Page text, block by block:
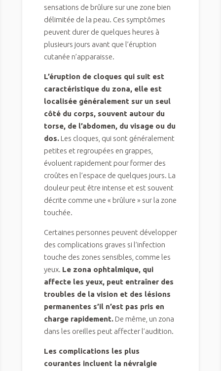
sensations de brûlure sur une zone bien
délimitée de la peau. Ces symptômes
peuvent durer de quelques heures à
plusieurs jours avant que l’éruption
cutanée n’apparaisse.
L’éruption de cloques qui suit est
caractéristique du zona, elle est
localisée généralement sur un seul
côté du corps, souvent autour du
torse, de l’abdomen, du visage ou du
dos.Les cloques, qui sont généralement
petites et regroupées en grappes,
évoluent rapidement pour former des
croûtes en l’espace de quelques jours. La
douleur peut être intense et est souvent
décrite comme une « brûlure » sur la zone
touchée.
Certaines personnes peuvent développer
des complications graves si l’infection
touche des zones sensibles, comme les
yeux. Le zona ophtalmique, qui
affecte les yeux, peut entraîner des
troubles de la vision et des lésions
permanentes s’il n’est pas pris en
charge rapidement.De même, un zona
dans les oreilles peut affecter l’audition.
Les complications les plus
courantes incluent la névralgie